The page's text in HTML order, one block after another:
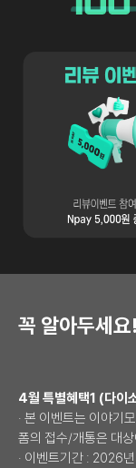
꼭 알아두세요!
4월 특별혜택1 (다이
· 본 이벤트는 이야기
폼의 접수/개통은 대
· 이벤트기간 : 2026